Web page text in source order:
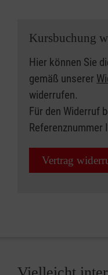
Kursbuchung
Hier können Sie
gemäß unserer
widerrufen.
Für den Widerruf
Referenznummer
Vertrag